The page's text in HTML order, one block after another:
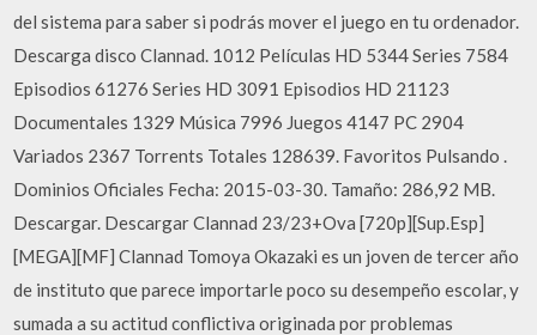
del sistema para saber si podrás mover el juego en tu ordenador.
Descarga disco Clannad. 1012 Películas HD 5344 Series 7584
Episodios 61276 Series HD 3091 Episodios HD 21123
Documentales 1329 Música 7996 Juegos 4147 PC 2904
Variados 2367 Torrents Totales 128639. Favoritos Pulsando .
Dominios Oficiales Fecha: 2015-03-30. Tamaño: 286,92 MB.
Descargar. Descargar Clannad 23/23+Ova [720p][Sup.Esp]
[MEGA][MF] Clannad Tomoya Okazaki es un joven de tercer año
de instituto que parece importarle poco su desempeño escolar, y
sumada a su actitud conflictiva originada por problemas